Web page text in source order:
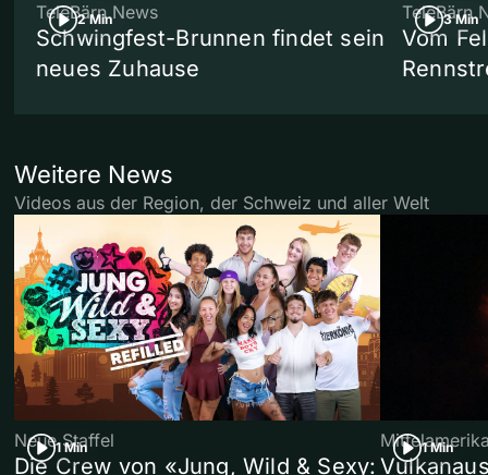
2 Min
TeleBärn News
Schwingfest-Brunnen findet sein
neues Zuhause
3 Min
TeleBärn
Vom
Weitere News
Videos aus der Region, der Schweiz und aller Welt
1 Min
Neue Staffel
Die Crew von «Jung, Wild & Sexy:
1 Min